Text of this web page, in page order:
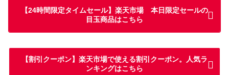
【24時間限定タイムセール】楽天市場 本日限定セールの
目玉商品はこちら
【割引クーポン】楽天市場で使える割引クーポン。人気ラ
ンキングはこちら